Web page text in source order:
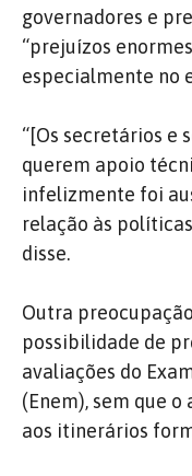
governadores e
“prejuízos
especialmente no
“[Os secretários e
querem apoio
infelizmente foi
relação às
disse.
Outra
possibilidade de
avaliações do
(Enem), sem que
aos itinerários